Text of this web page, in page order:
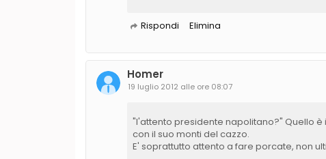
Rispondi Elimina
Homer
19 luglio 2012 alle ore 08:07
"l'attento presidente napolitano?" Quello
con il suo monti del cazzo.
E' soprattutto attento a fare porcate, non